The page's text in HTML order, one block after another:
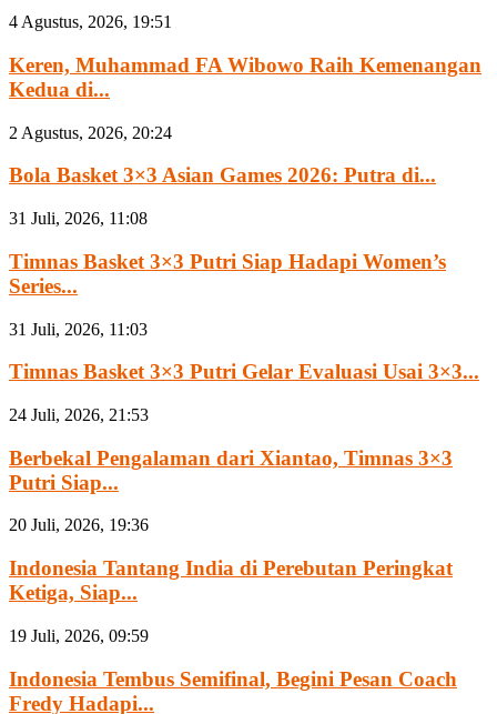
4 Agustus, 2026, 19:51
Keren, Muhammad FA Wibowo Raih Kemenangan
Kedua di...
2 Agustus, 2026, 20:24
Bola Basket 3×3 Asian Games 2026: Putra di...
31 Juli, 2026, 11:08
Timnas Basket 3×3 Putri Siap Hadapi Women’s
Series...
31 Juli, 2026, 11:03
Timnas Basket 3×3 Putri Gelar Evaluasi Usai 3×3...
24 Juli, 2026, 21:53
Berbekal Pengalaman dari Xiantao, Timnas 3×3
Putri Siap...
20 Juli, 2026, 19:36
Indonesia Tantang India di Perebutan Peringkat
Ketiga, Siap...
19 Juli, 2026, 09:59
Indonesia Tembus Semifinal, Begini Pesan Coach
Fredy Hadapi...